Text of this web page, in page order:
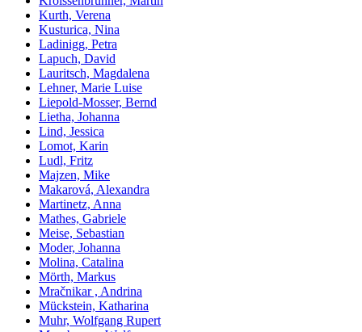
Kurth, Verena
Kusturica, Nina
Ladinigg, Petra
Lapuch, David
Lauritsch, Magdalena
Lehner, Marie Luise
Liepold-Mosser, Bernd
Lietha, Johanna
Lind, Jessica
Lomot, Karin
Ludl, Fritz
Majzen, Mike
Makarová, Alexandra
Martinetz, Anna
Mathes, Gabriele
Meise, Sebastian
Moder, Johanna
Molina, Catalina
Mörth, Markus
Mračnikar , Andrina
Mückstein, Katharina
Muhr, Wolfgang Rupert